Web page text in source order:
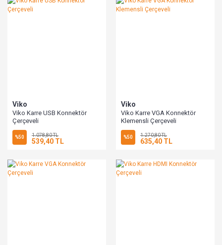
Viko
Viko Karre USB Konnektör
Çerçeveli
%50 1.078,80 TL
539,40 TL
Viko
Viko Karre VGA Konnektör
Klemensli Çerçeveli
%50 1.270,80 TL
635,40 TL